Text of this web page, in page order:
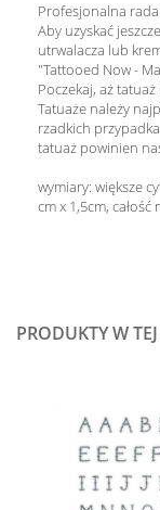
Profesjonalna rada:
Aby uzyskać
utrwalacza lub
"Tattooed Now -
Poczekaj, aż tatuaż
Tatuaże należy
rzadkich
tatuaż powinien
wymiary: większe
cm x 1,5cm, całość
PRODUKTY W